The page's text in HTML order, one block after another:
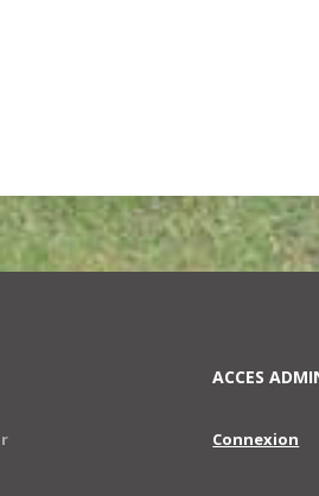
ACCES
Connexion